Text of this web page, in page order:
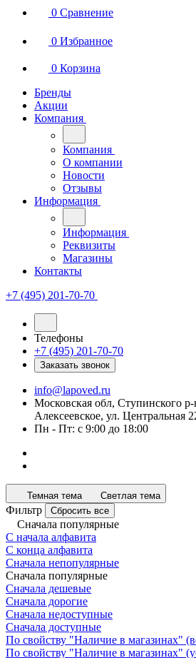
0 Сравнение
0 Избранное
0 Корзина
Бренды
Акции
Компания
Компания
О компании
Новости
Отзывы
Информация
Информация
Реквизиты
Магазины
Контакты
+7 (495) 201-70-70
Телефоны
+7 (495) 201-70-70
Заказать звонок
info@lapoved.ru
Московская обл, Ступинского
Алексеевское, ул. Центральная
Пн - Пт: с 9:00 до 18:00
Темная тема Светлая тема
Фильтр Сбросить все
Сначала популярные
С начала алфавита
С конца алфавита
Сначала непопулярные
Сначала популярные
Сначала дешевые
Сначала дорогие
Сначала недоступные
Сначала доступные
По свойству "Наличие в магазинах"
По свойству "Наличие в магазинах"